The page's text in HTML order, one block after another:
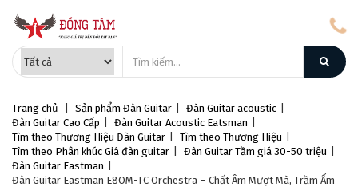
Trang chủ Sản phẩm Đàn Guitar Đàn Guitar acoustic
Đàn Guitar Cao Cấp
Đàn Guitar Acoustic Eatsman
Tìm theo Thương Hiệu Đàn Guitar
Tìm theo Thương Hiệu
Tìm theo Phân khúc Giá đàn guitar
Đàn Guitar Tầm giá 30-50 triệu
Đàn Guitar Eastman
Đàn Guitar Eastman E8OM-TC Orchestra – Chất Âm Mượt Mà, Trầm Ấm